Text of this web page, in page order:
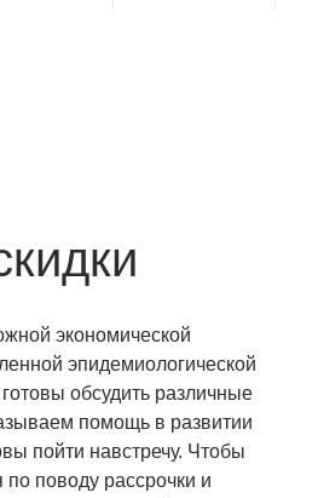
экономической
эпидемиологической
обсудить различные
помощь в развитии
пойти навстречу. Чтобы
по поводу рассрочки и